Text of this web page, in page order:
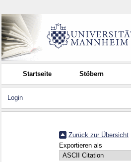
Startseite Stöbern
Login
Zurück zur Übersicht
Exportieren als